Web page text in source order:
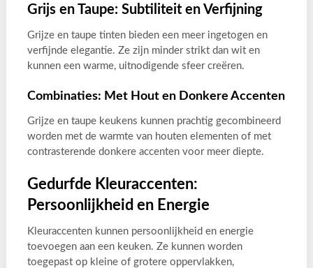
Grijs en Taupe: Subtiliteit en Verfijning
Grijze en taupe tinten bieden een meer ingetogen en
verfijnde elegantie. Ze zijn minder strikt dan wit en
kunnen een warme, uitnodigende sfeer creëren.
Combinaties: Met Hout en Donkere Accenten
Grijze en taupe keukens kunnen prachtig gecombineerd
worden met de warmte van houten elementen of met
contrasterende donkere accenten voor meer diepte.
Gedurfde Kleuraccenten:
Persoonlijkheid en Energie
Kleuraccenten kunnen persoonlijkheid en energie
toevoegen aan een keuken. Ze kunnen worden
toegepast op kleine of grotere oppervlakken,